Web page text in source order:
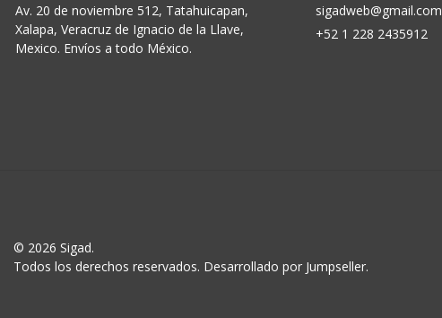
Av. 20 de noviembre 512, Tatahuicapan,
Xalapa, Veracruz de Ignacio de la Llave,
Mexico. Envíos a todo México.
sigadweb@gmail.com
+52 1 228 2435912
© 2026 Sigad.
Todos los derechos reservados. Desarrollado por Jumpseller.